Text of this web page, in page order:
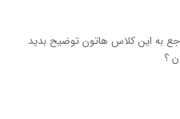
به این کلاس هاتون توضیح بدید
؟